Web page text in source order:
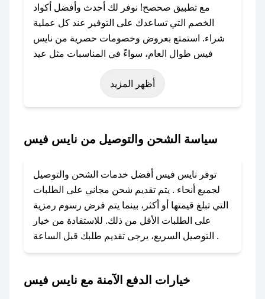
مع تطبيق صحصح! نوفر لك أحدث وأفضل أكواد
الخصم التي تساعدك على التوفير عند كل عملية
شراء. استمتع بعروض وخصومات حصرية من نايس
فيس طوال العام، سواءً في المناسبات مثل عيد
الفطر، عيد الأضحى، الجمعة البيضاء (شهر نوفمبر)،
رمضان، اليوم الوطني، يوم التأسيس، أو حتى عروض
باستخدام تطبيق صحصح، يمكنك العثور بسهولة على
تواصل معنا عبر تويتر أو البريد الإلكتروني لإضافته
بسرعة.
### كيفية استخدام كود خصم نايس فيس؟
1. انسخ كود الخصم من تطبيق صحصح.
2. الصقه في خانة الدفع عند التسوق من نايس فيس.
### ماذا أفعل إذا لم يعمل كود الخصم؟
أظهر المزيد
سياسة الشحن والتوصيل من نايس فيس
توفر نايس فيس أفضل خدمات الشحن والتوصيل
لجميع أنحاء . يتم تقديم شحن مجاني على الطلبات
التي تبلغ قيمتها أو أكثر، بينما يتم فرض رسوم رمزية
على الطلبات الأقل من ذلك. للاستفادة من خيار
التوصيل السريع، يرجى تقديم طلبك قبل الساعة .
خيارات الدفع الآمنة مع نايس فيس